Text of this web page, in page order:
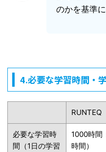
のかを基準
4.必要な学習時間・
RUNTEQ
必要な学習時
間（1日の学習
1000時間
時間）